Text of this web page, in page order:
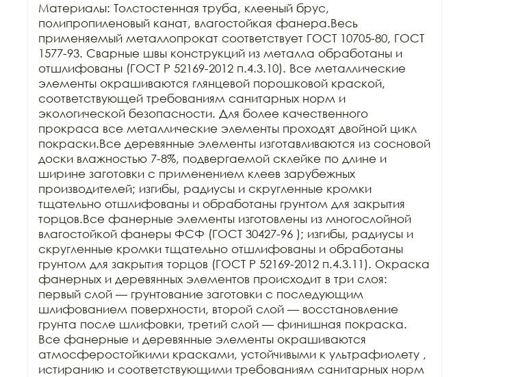
Материалы: Толстостенная труба, клееный брус,
полипропиленовый канат, влагостойкая фанера.Весь
применяемый металлопрокат соответствует ГОСТ 10705-80, ГОСТ
1577-93. Сварные швы конструкций из металла обработаны и
отшлифованы (ГОСТ Р 52169-2012 п.4.3.10). Все металлические
элементы окрашиваются глянцевой порошковой краской,
соответствующей требованиям санитарных норм и
экологической безопасности. Для более качественного
прокраса все металлические элементы проходят двойной цикл
покраски.Все деревянные элементы изготавливаются из сосновой
доски влажностью 7-8%, подвергаемой склейке по длине и
ширине заготовки с применением клеев зарубежных
производителей; изгибы, радиусы и скругленные кромки
тщательно отшлифованы и обработаны грунтом для закрытия
торцов.Все фанерные элементы изготовлены из многослойной
влагостойкой фанеры ФСФ (ГОСТ 30427-96 ); изгибы, радиусы и
скругленные кромки тщательно отшлифованы и обработаны
грунтом для закрытия торцов (ГОСТ Р 52169-2012 п.4.3.11). Окраска
фанерных и деревянных элементов происходит в три слоя:
первый слой — грунтование заготовки с последующим
шлифованием поверхности, второй слой — восстановление
грунта после шлифовки, третий слой — финишная покраска.
Все фанерные и деревянные элементы окрашиваются
атмосферостойкими красками, устойчивыми к ультрафиолету ,
истиранию и соответствующими требованиям санитарных норм